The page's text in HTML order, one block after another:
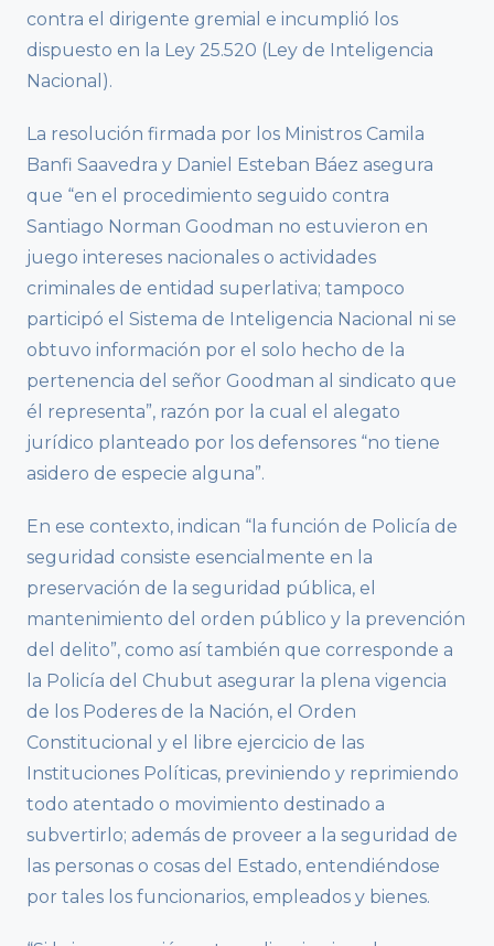
contra el dirigente gremial e incumplió los
dispuesto en la Ley 25.520 (Ley de Inteligencia
Nacional).
La resolución firmada por los Ministros Camila
Banfi Saavedra y Daniel Esteban Báez asegura
que “en el procedimiento seguido contra
Santiago Norman Goodman no estuvieron en
juego intereses nacionales o actividades
criminales de entidad superlativa; tampoco
participó el Sistema de Inteligencia Nacional ni se
obtuvo información por el solo hecho de la
pertenencia del señor Goodman al sindicato que
él representa”, razón por la cual el alegato
jurídico planteado por los defensores “no tiene
asidero de especie alguna”.
En ese contexto, indican “la función de Policía de
seguridad consiste esencialmente en la
preservación de la seguridad pública, el
mantenimiento del orden público y la prevención
del delito”, como así también que corresponde a
la Policía del Chubut asegurar la plena vigencia
de los Poderes de la Nación, el Orden
Constitucional y el libre ejercicio de las
Instituciones Políticas, previniendo y reprimiendo
todo atentado o movimiento destinado a
subvertirlo; además de proveer a la seguridad de
las personas o cosas del Estado, entendiéndose
por tales los funcionarios, empleados y bienes.